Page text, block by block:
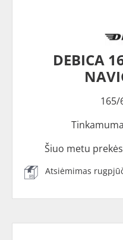
DEBICA
165/
Šiuo metu
Atsiėmimas